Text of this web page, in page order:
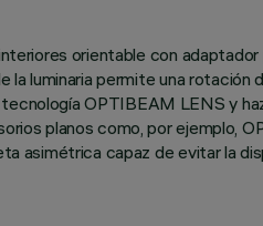
orientable con
la luminaria permite una
OPTIBEAM LENS y
planos como, por ejemplo,
asimétrica capaz de evitar la